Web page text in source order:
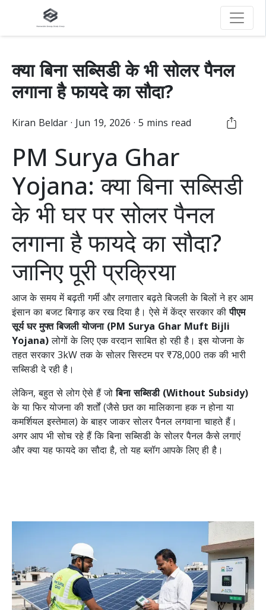
क्या बिना सब्सिडी के भी सोलर पैनल
लगाना है फायदे का सौदा?
Kiran Beldar · Jun 19, 2026 · 5 mins read
PM Surya Ghar
Yojana: क्या बिना सब्सिडी
के भी घर पर सोलर पैनल
लगाना है फायदे का सौदा?
जानिए पूरी प्रक्रिया
आज के समय में बढ़ती गर्मी और लगातार बढ़ते बिजली के बिलों ने हर आम
इंसान का बजट बिगाड़ कर रख दिया है। ऐसे में केंद्र सरकार कीपीएम
सूर्य घर मुफ्त बिजली योजना (PM Surya Ghar Muft Bijli
Yojana)लोगों के लिए एक वरदान साबित हो रही है। इस योजना के
तहत सरकार 3kW तक के सोलर सिस्टम पर ₹78,000 तक की भारी
सब्सिडी दे रही है।
लेकिन, बहुत से लोग ऐसे हैं जोबिना सब्सिडी (Without Subsidy)
के या फिर योजना की शर्तों (जैसे छत का मालिकाना हक न होना या
कमर्शियल इस्तेमाल) के बाहर जाकर सोलर पैनल लगवाना चाहते हैं।
अगर आप भी सोच रहे हैं कि बिना सब्सिडी के सोलर पैनल कैसे लगाएं
और क्या यह फायदे का सौदा है, तो यह ब्लॉग आपके लिए ही है।